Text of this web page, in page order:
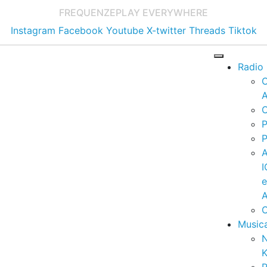
FREQUENZEPLAY EVERYWHERE
Instagram Facebook Youtube X-twitter Threads Tiktok
Radio
e